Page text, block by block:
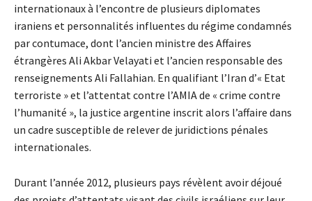
internationaux à l’encontre de plusieurs diplomates
iraniens et personnalités influentes du régime condamnés
par contumace, dont l’ancien ministre des Affaires
étrangères Ali Akbar Velayati et l’ancien responsable des
renseignements Ali Fallahian. En qualifiant l’Iran d’« Etat
terroriste » et l’attentat contre l’AMIA de « crime contre
l’humanité », la justice argentine inscrit alors l’affaire dans
un cadre susceptible de relever de juridictions pénales
internationales.
Durant l’année 2012, plusieurs pays révèlent avoir déjoué